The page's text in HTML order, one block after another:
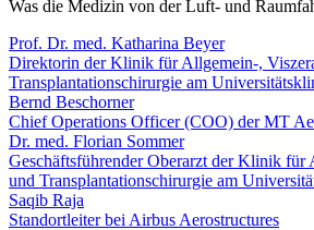
Was die Medizin von der Luft- und
Prof. Dr. med. Katharina Beyer
Direktorin der Klinik für Allgemein-,
Transplantationschirurgie am
Bernd Beschorner
Chief Operations Officer (COO) der MT
Dr. med. Florian Sommer
Geschäftsführender Oberarzt der Klinik für
und Transplantationschirurgie am
Saqib Raja
Standortleiter bei Airbus Aerostructures